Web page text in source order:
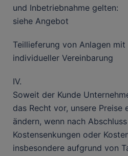
und Inbetriebnahme gelten:
siehe Angebot
Teillieferung von Anlagen
individueller Vereinbarung
IV.
Soweit der Kunde
das Recht vor, unsere Preise
ändern, wenn nach
Kostensenkungen oder
insbesondere aufgrund von